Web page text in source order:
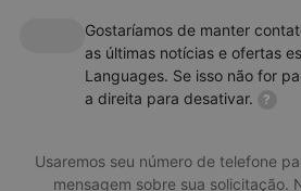
Gostaríamos de manter
as últimas notícias e ofertas
Languages. Se isso não for
a direita para desativar.
?
Usaremos seu número de telefone
mensagem sobre sua solicitação.